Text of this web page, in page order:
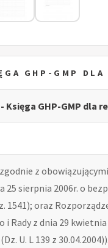
GHP-GMP DLA
Księga GHP-GMP dla
z
25 sierpnia 2006r. o
1541); oraz
i Rady z dnia 29
U. L 139 z